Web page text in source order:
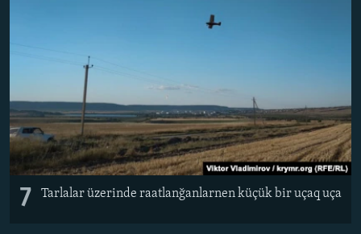
7 Tarlalar üzerinde raatlanğanlarnen küçük bir uçaq uça